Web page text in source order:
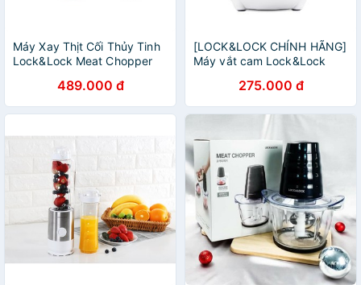
Máy Xay Thịt Cối Thủy Tinh
Lock&Lock Meat Chopper
Lưỡi Lock&Lock Bảo Hành
12 Tháng
489.000 đ
[LOCK&LOCK CHÍNH HÃNG]
Máy vắt cam Lock&Lock
275.000 đ